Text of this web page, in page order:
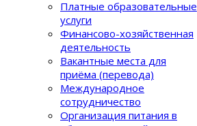
Платные образовательные
услуги
Финансово-хозяйственная
деятельность
Вакантные места для
приёма (перевода)
Международное
сотрудничество
Организация питания в